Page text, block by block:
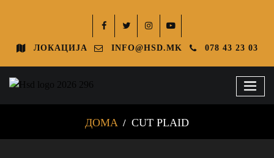
ЛОКАЦИЈА INFO@HSD.MK 078 43 23 03
ДОМА CUT PLAID